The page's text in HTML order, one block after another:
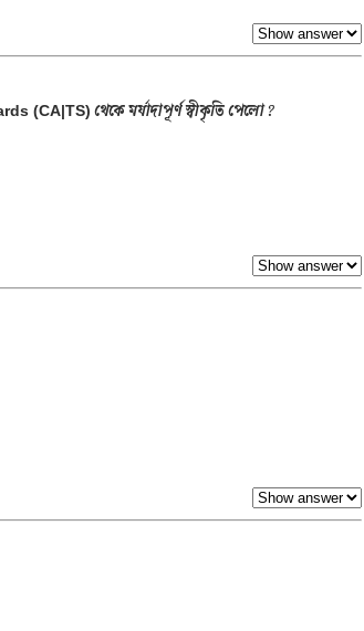
(CA|TS) থেকে মর্যাদাপূর্ণ স্বীকৃতি পেলো ?